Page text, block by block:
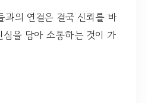
과의 연결은 결국 신뢰를 바
심을 담아 소통하는 것이 가